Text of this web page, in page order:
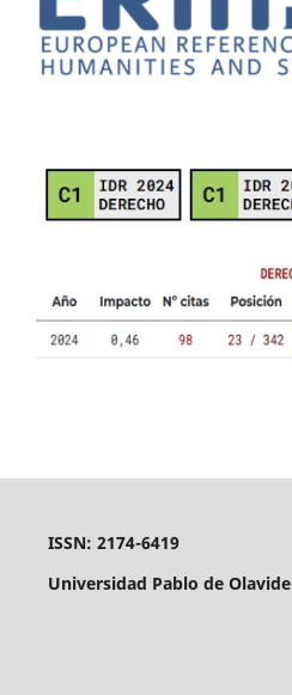
ISSN: 2174-6419
Universidad Pablo de Olavide